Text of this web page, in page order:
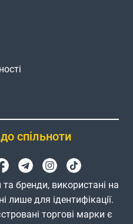
спільноти
бренди, використані на
лише для ідентифікації.
торгові марки є